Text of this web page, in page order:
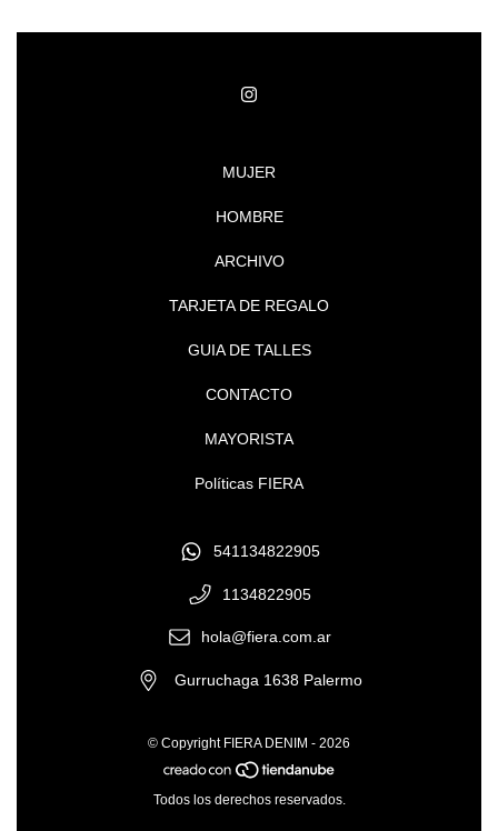
MUJER
HOMBRE
ARCHIVO
TARJETA DE REGALO
GUIA DE TALLES
CONTACTO
MAYORISTA
Políticas FIERA
541134822905
1134822905
hola@fiera.com.ar
Gurruchaga 1638 Palermo
© Copyright FIERA DENIM - 2026
Todos los derechos reservados.